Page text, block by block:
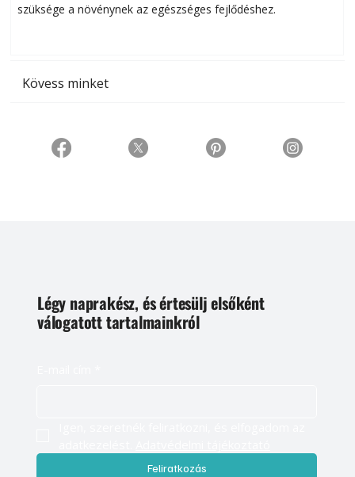
szüksége a növénynek az egészséges fejlődéshez.
Kövess minket
Légy naprakész, és értesülj elsőként
válogatott tartalmainkról
Feliratkozás